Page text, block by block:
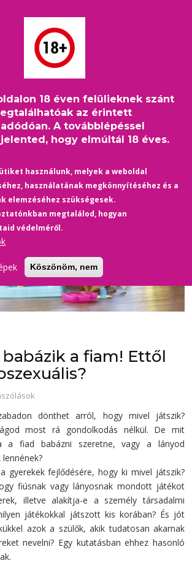
18 éven felülieknek szánt
az érintett
A továbblépéssel
hogy elmúltál 18 éves.
használunk, melyek a weboldal
használatának megkönnyítéséhez és a
elemzéséhez szükségesek.
megtalálod, hogyan
védelméről.
Köszönöm, nem
/
fiam! Ettől lesz homoszexuális?
a fiam! Ettől
dönthet arról, hogy mivel játszik?
most rá gondolkodás nélkül. De mit
a fiad babázni szeretne, vagy a lányod
gyerekek fejlődésére, hogy ki mivel játszik?
fiúsnak vagy lányosnak mondott játékot
illetve alakítja-e a személy társadalmi
játékokkal játszott kis korában? És jót
azok a szülők, akik tudatosan akarnak
nevelni? Egy kutatásban ehhez hasonló